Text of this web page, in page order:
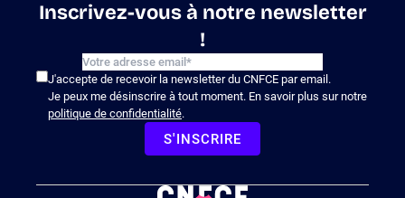
Inscrivez-vous à notre newsletter
!
J'accepte de recevoir la newsletter du CNFCE par email.
Je peux me désinscrire à tout moment. En savoir plus sur notre
politique de confidentialité.
S'INSCRIRE